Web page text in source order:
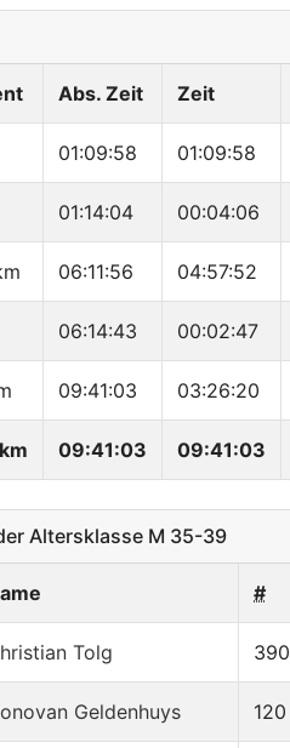
Abs. Zeit Zeit
01:09:58 01:09:58
01:14:04 00:04:06
06:11:56 04:57:52
06:14:43 00:02:47
09:41:03 03:26:20
09:41:03 09:41:03
Altersklasse M 35-39
#
Tolg 390
Geldenhuys 120